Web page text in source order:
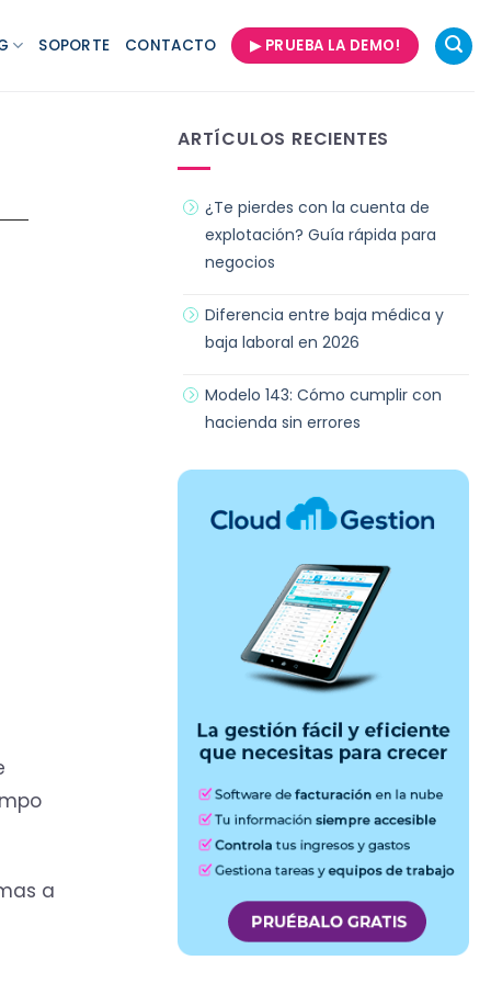
SOPORTE CONTACTO ▶ PRUEBA LA DEMO!
a
ARTÍCULOS RECIENTES
¿Te pierdes con la cuenta de
explotación? Guía rápida para
negocios
Diferencia entre baja médica y
baja laboral en 2026
Modelo 143: Cómo cumplir con
hacienda sin errores